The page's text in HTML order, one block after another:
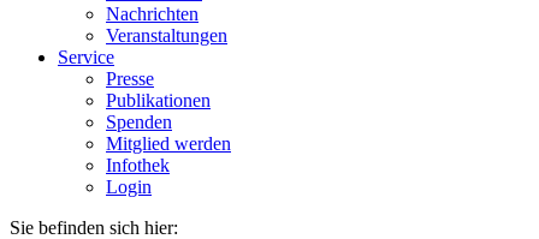
Nachrichten
Veranstaltungen
Service
Presse
Publikationen
Spenden
Mitglied werden
Infothek
Login
Sie befinden sich hier: